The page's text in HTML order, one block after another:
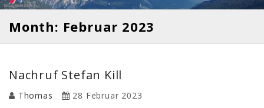
Month: Februar 2023
Nachruf Stefan Kill
Thomas 28 Februar 2023